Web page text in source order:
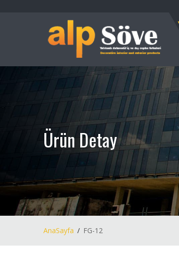
Ürün Detay
AnaSayfa FG-12